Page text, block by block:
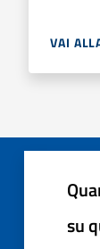
VAI
su